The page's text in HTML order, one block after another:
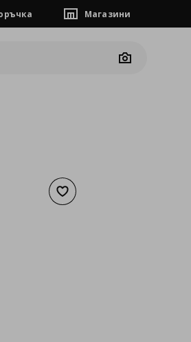
Магазини
Camera
Добави към списъка с